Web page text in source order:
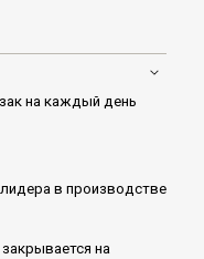
на каждый день
в производстве
на